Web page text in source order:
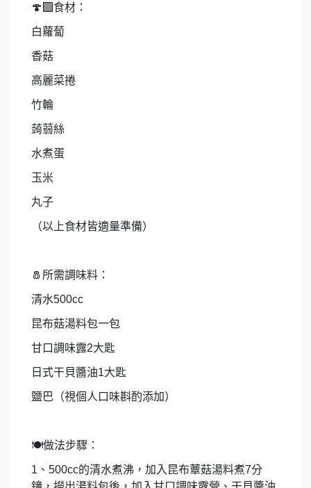
🍄‍🟫食材：
白蘿蔔
香菇
高麗菜捲
竹輪
蒟蒻絲
水煮蛋
玉米
丸子
（以上食材皆適量準備）
🧂 所需調味料：
清水500cc
昆布菇湯料包一包
甘口調味露2大匙
日式干貝醬油1大匙
鹽巴（視個人口味斟酌添加）
🍽做法步驟：
1 、 500cc的清水煮沸，加入昆布蕈菇湯料煮7分